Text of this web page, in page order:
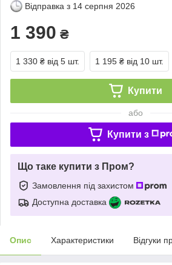
Відправка з 14 серпня 2026
1 390 ₴
1 330 ₴ від 5 шт. 1 195 ₴ від 10 шт.
Купити
або
Купити з
Що таке купити з Пром?
Замовлення під захистом
Доступна доставка
Опис Характеристики Відгуки